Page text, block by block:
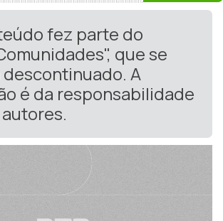
fez parte do
que se
A
é da responsabilidade